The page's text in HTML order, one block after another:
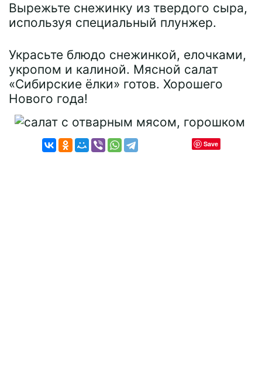
Вырежьте снежинку из твердого сыра,
используя специальный плунжер.
Украсьте блюдо снежинкой, елочками,
укропом и калиной. Мясной салат
«Сибирские ёлки» готов. Хорошего
Нового года!
Save